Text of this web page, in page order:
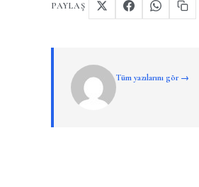
PAYLAŞ
Tüm yazılarını gör →